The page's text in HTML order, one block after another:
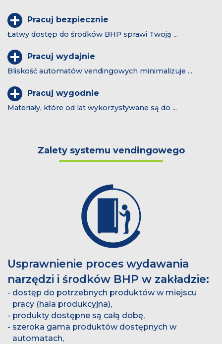
Pracuj bezpiecznie
Łatwy dostęp do środków BHP sprawi Twoją ...
Pracuj wydajnie
Bliskość automatów vendingowych minimalizuje ...
Pracuj wygodnie
Materiały, które od lat wykorzystywane są do ...
Zalety systemu vendingowego
Usprawnienie proces wydawania
narzędzi i środków BHP w zakładzie:
dostęp do potrzebnych produktów w miejscu
pracy (hala produkcyjna),
produkty dostępne są całą dobę,
szeroka gama produktów dostępnych w
automatach,